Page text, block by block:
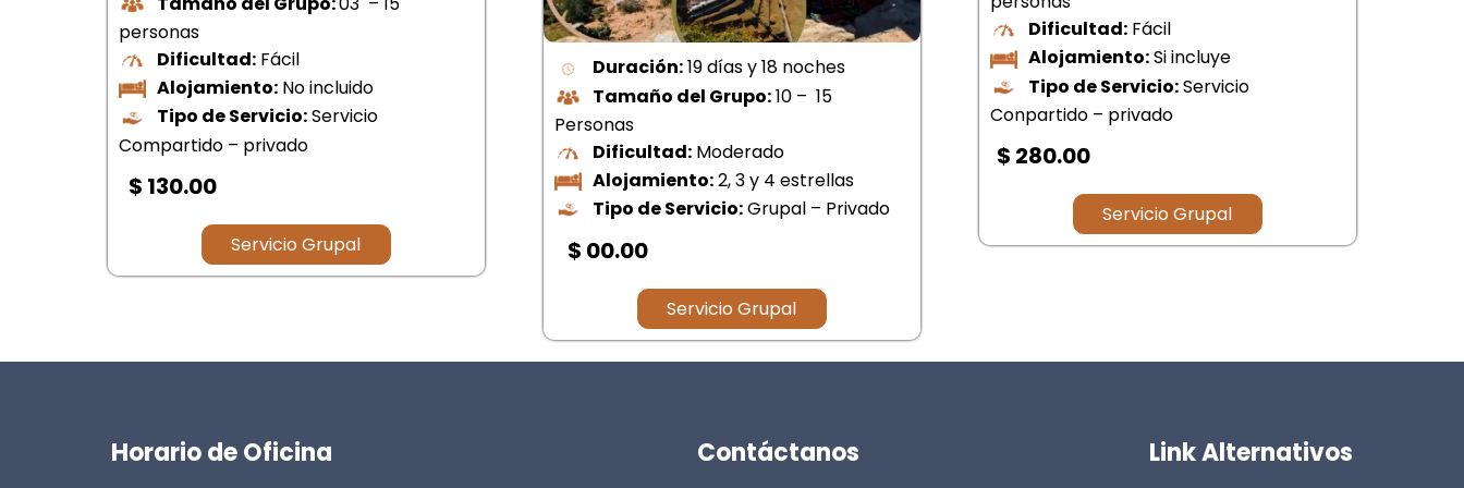
Duración:19 días y 18 noches
Tamaño del Grupo:10 – 15
Personas
Dificultad:Moderado
Alojamiento:
$ 00.00
Dificultad:Fácil
Alojamiento:Si incluye
Tipo de Servicio:
Servicio
Conpartido – privado
$ 280.00
Servicio Grupal
Dificultad: Fácil
Alojamiento:No incluido
Tipo de Servicio:Servicio
Compartido – privado
$ 00.00
Servicio Grupal
Horario de Oficina Contáctanos Link Alternativos